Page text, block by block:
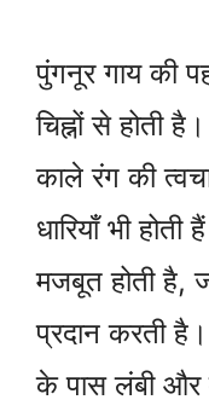
पुंगनूर गाय की
चिह्नों से होती
काले रंग की
धारियाँ भी
मजबूत होती है,
प्रदान करती
के पास लंबी और